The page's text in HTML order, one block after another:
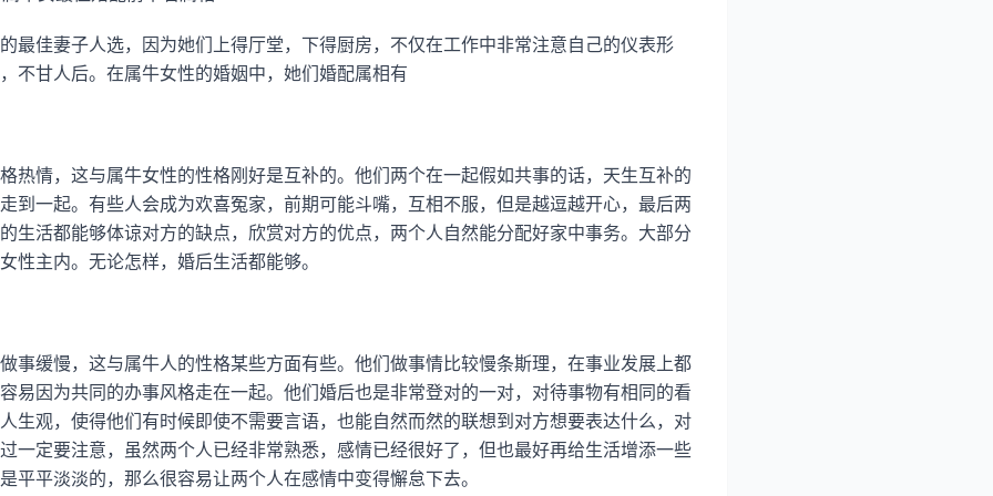
最佳妻子人选，因为她们上得厅堂，下得厨房，不仅在工作中非常注意自己的仪表形
不甘人后。在属牛女性的婚姻中，她们婚配属相有
热情，这与属牛女性的性格刚好是互补的。他们两个在一起假如共事的话，天生互补的
到一起。有些人会成为欢喜冤家，前期可能斗嘴，互相不服，但是越逗越开心，最后两
生活都能够体谅对方的缺点，欣赏对方的优点，两个人自然能分配好家中事务。大部分
性主内。无论怎样，婚后生活都能够。
事缓慢，这与属牛人的性格某些方面有些。他们做事情比较慢条斯理，在事业发展上都
易因为共同的办事风格走在一起。他们婚后也是非常登对的一对，对待事物有相同的看
生观，使得他们有时候即使不需要言语，也能自然而然的联想到对方想要表达什么，对
一定要注意，虽然两个人已经非常熟悉，感情已经很好了，但也最好再给生活增添一些
平平淡淡的，那么很容易让两个人在感情中变得懈怠下去。